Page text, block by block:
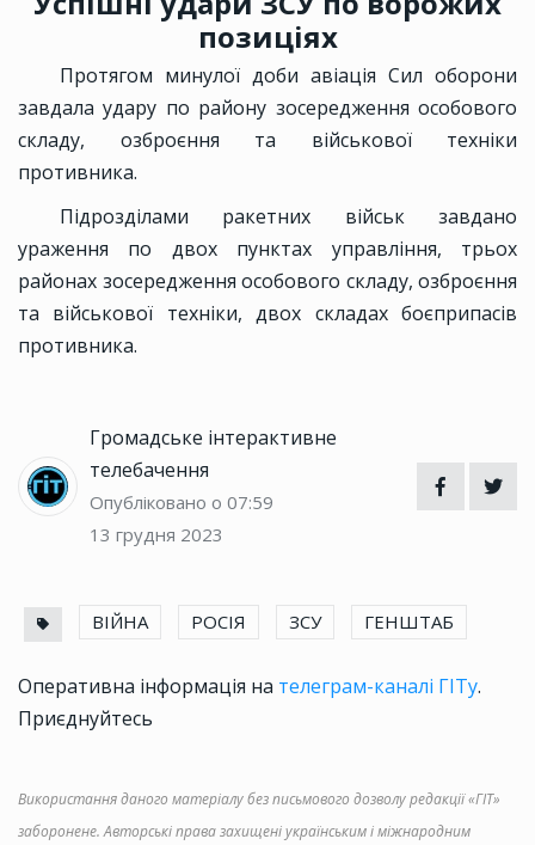
позиціях
Протягом минулої доби авіація Сил оборони
завдала удару по району зосередження особового
складу, озброєння та військової техніки
противника.
Підрозділами ракетних військ завдано
ураження по двох пунктах управління, трьох
районах зосередження особового складу, озброєння
та військової техніки, двох складах боєприпасів
противника.
Громадське інтерактивне
телебачення
Опубліковано о 07:59
13 грудня 2023
ВІЙНА РОСІЯ ЗСУ ГЕНШТАБ
Оперативна інформація на телеграм-каналі ГІТу.
Приєднуйтесь
Використання даного матеріалу без письмового дозволу редакції «ГІТ»
заборонене. Авторські права захищені українським і міжнародним